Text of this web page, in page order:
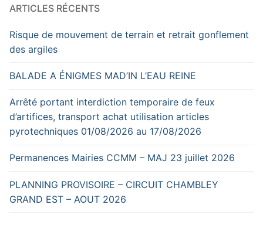
ARTICLES RÉCENTS
Risque de mouvement de terrain et retrait gonflement
des argiles
BALADE A ÉNIGMES MAD’IN L’EAU REINE
Arrêté portant interdiction temporaire de feux
d’artifices, transport achat utilisation articles
pyrotechniques 01/08/2026 au 17/08/2026
Permanences Mairies CCMM – MAJ 23 juillet 2026
PLANNING PROVISOIRE – CIRCUIT CHAMBLEY
GRAND EST – AOUT 2026